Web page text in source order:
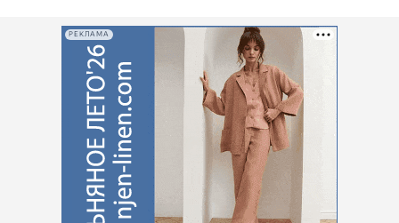
РЕКЛАМА